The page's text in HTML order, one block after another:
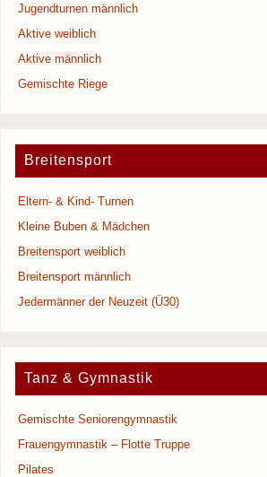
Jugendturnen männlich
Aktive weiblich
Aktive männlich
Gemischte Riege
Breitensport
Eltern- & Kind- Turnen
Kleine Buben & Mädchen
Breitensport weiblich
Breitensport männlich
Jedermänner der Neuzeit (Ü30)
Tanz & Gymnastik
Gemischte Seniorengymnastik
Frauengymnastik – Flotte Truppe
Pilates